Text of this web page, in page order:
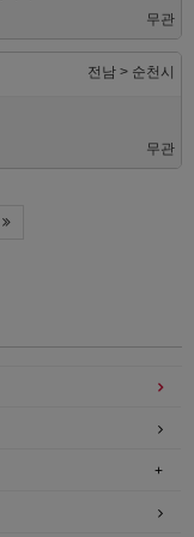
무관
전남 > 순천시
무관